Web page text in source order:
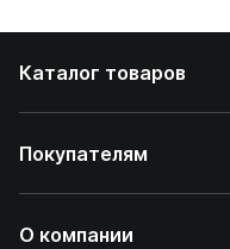
Каталог товаров
Покупателям
О компании